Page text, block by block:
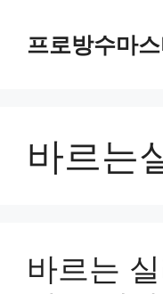
프로방수마
바르는
바르는